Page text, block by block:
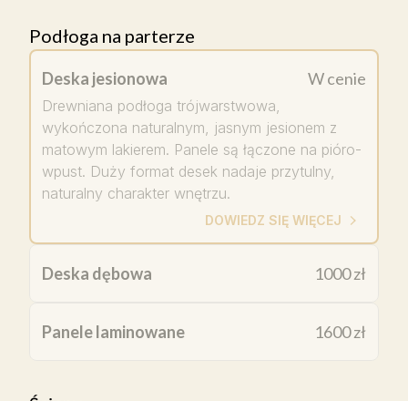
Podłoga na parterze
Deska jesionowa W cenie
Drewniana podłoga trójwarstwowa,
wykończona naturalnym, jasnym jesionem z
matowym lakierem. Panele są łączone na pióro-
wpust. Duży format desek nadaje przytulny,
naturalny charakter wnętrzu.
DOWIEDZ SIĘ WIĘCEJ
Deska dębowa 1000 zł
Panele laminowane 1600 zł